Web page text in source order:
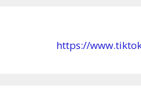
https://